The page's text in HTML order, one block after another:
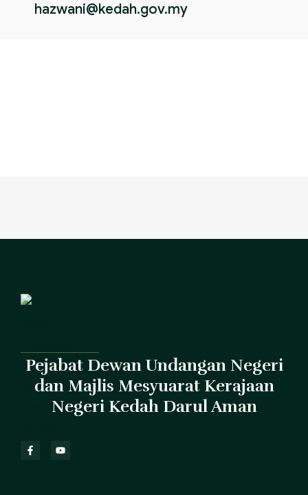
hazwani@kedah.gov.my
Pejabat Dewan Undangan Negeri
dan Majlis Mesyuarat Kerajaan
Negeri Kedah Darul Aman